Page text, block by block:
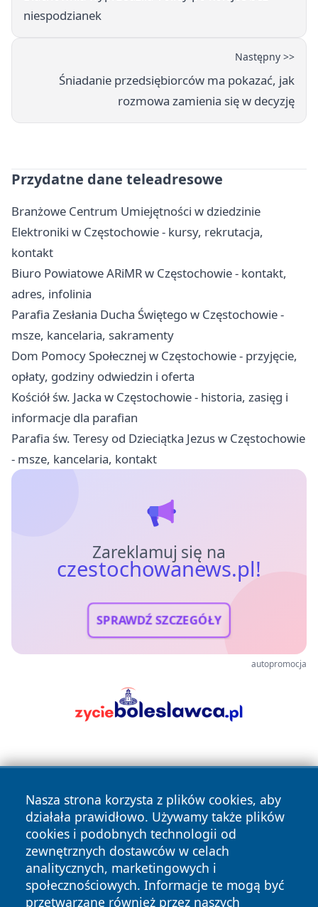
niespodzianek
Następny >>
Śniadanie przedsiębiorców ma pokazać, jak
rozmowa zamienia się w decyzję
Przydatne dane teleadresowe
Branżowe Centrum Umiejętności w dziedzinie
Elektroniki w Częstochowie - kursy, rekrutacja,
kontakt
Biuro Powiatowe ARiMR w Częstochowie - kontakt,
adres, infolinia
Parafia Zesłania Ducha Świętego w Częstochowie -
msze, kancelaria, sakramenty
Dom Pomocy Społecznej w Częstochowie - przyjęcie,
opłaty, godziny odwiedzin i oferta
Kościół św. Jacka w Częstochowie - historia, zasięg i
informacje dla parafian
Parafia św. Teresy od Dzieciątka Jezus w Częstochowie
- msze, kancelaria, kontakt
Zareklamuj się na
czestochowanews.pl!
SPRAWDŹ SZCZEGÓŁY
autopromocja
Nasza strona korzysta z plików cookies, aby
działała prawidłowo. Używamy także plików
cookies i podobnych technologii od
zewnętrznych dostawców w celach
analitycznych, marketingowych i
społecznościowych. Informacje te mogą być
przetwarzane również przez naszych
Copyright © 2026 czestochowanews.pl Wszystkie prawa
zastrzeżone.
Polityka Polityka